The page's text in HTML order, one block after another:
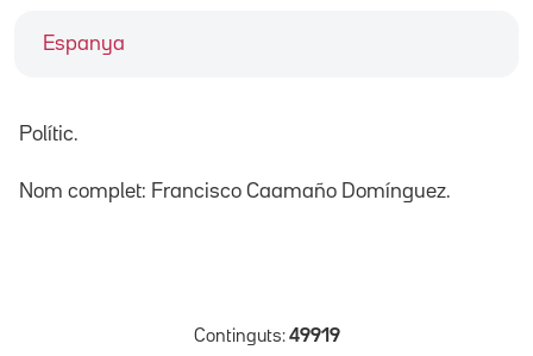
Espanya
Polític.
Nom complet: Francisco Caamaño Domínguez.
Continguts: 49919